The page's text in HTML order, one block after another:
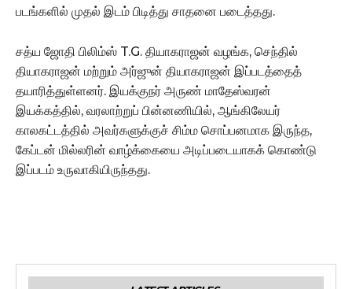
படங்களில் முதல் இடம் பிடித்து சாதனை படைத்தது.
சத்ய ஜோதி பிலிம்ஸ் T.G. தியாகராஜன் வழங்க, செந்தில்
தியாகராஜன் மற்றும் அர்ஜுன் தியாகராஜன் இப்படத்தைத்
தயாரித்துள்ளனர். இயக்குநர் அருண் மாதேஸ்வரன்
இயக்கத்தில், வரலாற்றுப் பின்னணியில், ஆங்கிலேயர்
காலகட்டத்தில் அவர்களுக்குச் சிம்ம சொப்பனமாக இருந்த,
கேப்டன் மில்லரின் வாழ்க்கையை அடிப்படையாகக் கொண்டு
இப்படம் உருவாகியிருந்தது.